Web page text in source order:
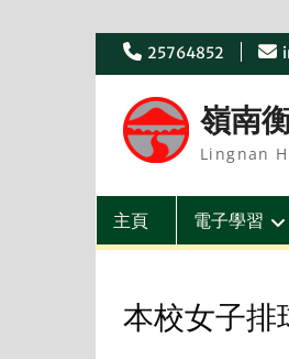
Skip
25764852
嶺南
Lingnan
主頁 電子學習
本校女子排